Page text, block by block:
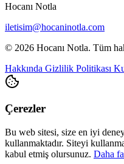
Hocanı Notla
iletisim@hocaninotla.com
© 2026 Hocanı Notla. Tüm
Hakkında Gizlilik Politikası
Çerezler
Bu web sitesi, size en iyi
kullanmaktadır. Siteyi
kabul etmiş olursunuz. Daha